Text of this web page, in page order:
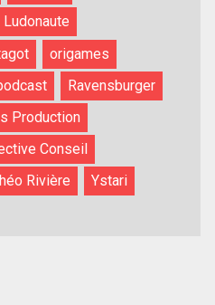
Ludonaute
origames
Ravensburger
Production
Conseil
Rivière
Ystari